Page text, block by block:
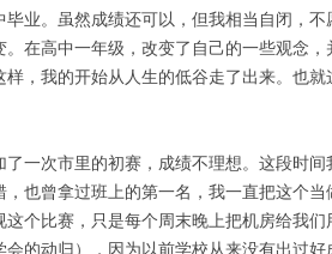
业。虽然成绩还可以，但我相当自闭，
在高中一年级，改变了自己的一些观念
，我的开始从人生的低谷走了出来。也
一次市里的初赛，成绩不理想。这段时
也曾拿过班上的第一名，我一直把这个
这个比赛，只是每个周末晚上把机房给我
的动归），因为以前学校从来没有出过好